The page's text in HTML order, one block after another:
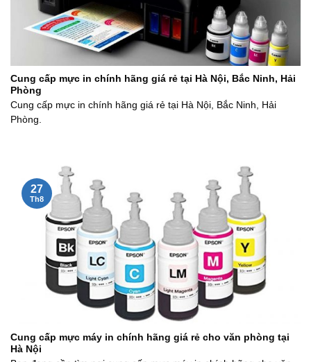
Cung cấp mực in chính hãng giá rẻ tại Hà Nội, Bắc Ninh, Hải
Phòng
Cung cấp mực in chính hãng giá rẻ tại Hà Nội, Bắc Ninh, Hải
Phòng.
Cung cấp mực máy in chính hãng giá rẻ cho văn phòng tại
Hà Nội
27
Th8